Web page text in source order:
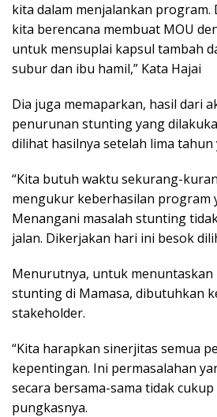
kita dalam menjalankan program.
kita berencana membuat MOU
untuk mensuplai kapsul tambah
subur dan ibu hamil,” Kata Hajai
Dia juga memaparkan, hasil dari
penurunan stunting yang
dilihat hasilnya setelah lima tahun
“Kita butuh waktu sekurang-
mengukur keberhasilan program
Menangani masalah stunting
jalan. Dikerjakan hari ini besok
Menurutnya, untuk menuntaskan
stunting di Mamasa, dibutuhkan
stakeholder.
“Kita harapkan sinerjitas semua
kepentingan. Ini permasalahan
secara bersama-sama tidak cukup
pungkasnya.